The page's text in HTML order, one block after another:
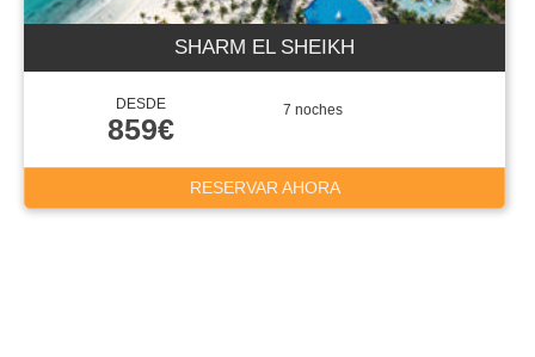
SHARM EL SHEIKH
DESDE
859€
7 noches
RESERVAR AHORA